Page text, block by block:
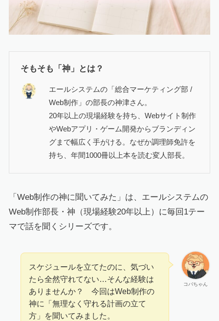
そもそも「神」とは？
エールシステムの「総合マーケティング部 /
Web制作」の部長の神津さん。
20年以上の現場経験を持ち、Webサイト制作
やWebアプリ・ゲーム開発からブランディン
グまで幅広く手がける。なぜか調理師免許を
持ち、年間1000冊以上本を読む変人部長。
「Web制作の神に聞いてみた」は、エールシステムの
Web制作部長・神（現場経験20年以上）に毎回1テー
マで話を聞くシリーズです。
コバちゃん
スケジュールを立てたのに、気づい
たら全然守れてない…そんな経験は
ありませんか？ 今回はWeb制作の
神に「無理なく守れる計画の立て
方」を聞いてみました。